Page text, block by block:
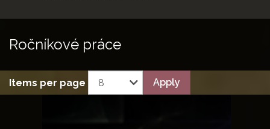
Ročníkové práce
Items per page Apply